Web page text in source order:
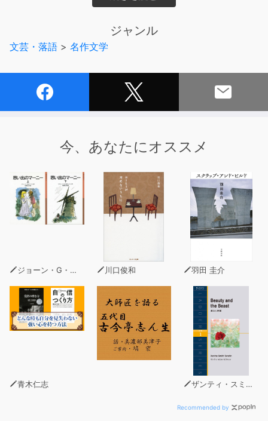
縮緬の帯の先が揺れていた。午前中に届いた姉からの手紙
ジャンル
文芸・落語 > 名作文学
今、あなたにオススメ
ジョーン・G・ロビンソン 川口俊和 羽田 圭介
青木仁志 ザンティ・スミス・セラフィン
Recommended by